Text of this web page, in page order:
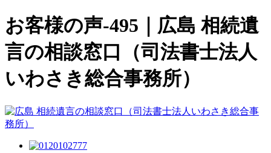
お客様の声-495｜広島 相続遺
言の相談窓口（司法書士法人
いわさき総合事務所）